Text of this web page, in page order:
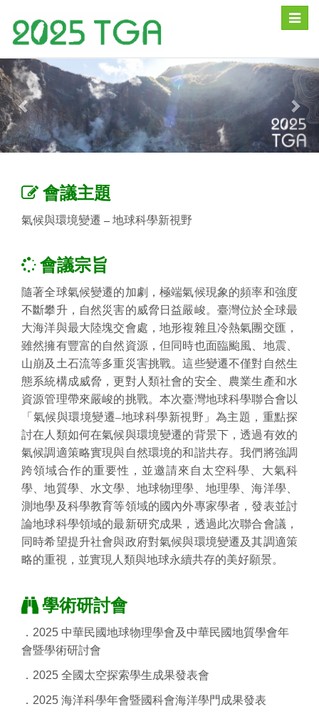
Toggle
會議主題
氣候與環境變遷 – 地球科學新視野
會議宗旨
隨著全球氣候變遷的加劇，極端氣候現象的頻率和強度
不斷攀升，自然災害的威脅日益嚴峻。臺灣位於全球最
大海洋與最大陸塊交會處，地形複雜且冷熱氣團交匯，
雖然擁有豐富的自然資源，但同時也面臨颱風、地震、
山崩及土石流等多重災害挑戰。這些變遷不僅對自然生
態系統構成威脅，更對人類社會的安全、農業生產和水
資源管理帶來嚴峻的挑戰。本次臺灣地球科學聯合會以
「氣候與環境變遷–地球科學新視野」為主題，重點探
討在人類如何在氣候與環境變遷的背景下，透過有效的
氣候調適策略實現與自然環境的和諧共存。我們將強調
跨領域合作的重要性，並邀請來自太空科學、大氣科
學、地質學、水文學、地球物理學、地理學、海洋學、
測地學及科學教育等領域的國內外專家學者，發表並討
論地球科學領域的最新研究成果，透過此次聯合會議，
同時希望提升社會與政府對氣候與環境變遷及其調適策
略的重視，並實現人類與地球永續共存的美好願景。
學術研討會
．2025 中華民國地球物理學會及中華民國地質學會年
會暨學術研討會
． 2025 全國太空探索學生成果發表會
． 2025 海洋科學年會暨國科會海洋學門成果發表